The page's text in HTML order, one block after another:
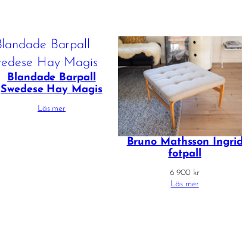
Blandade Barpall
Swedese Hay Magis
Läs mer
Bruno Mathsson Ingrid
fotpall
6 900 kr
Läs mer